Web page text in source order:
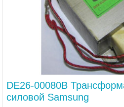
DE26-00080B
силовой Samsung